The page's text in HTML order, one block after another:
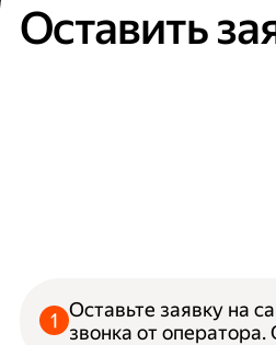
Оставить
Оставьте заявку на
звонка от